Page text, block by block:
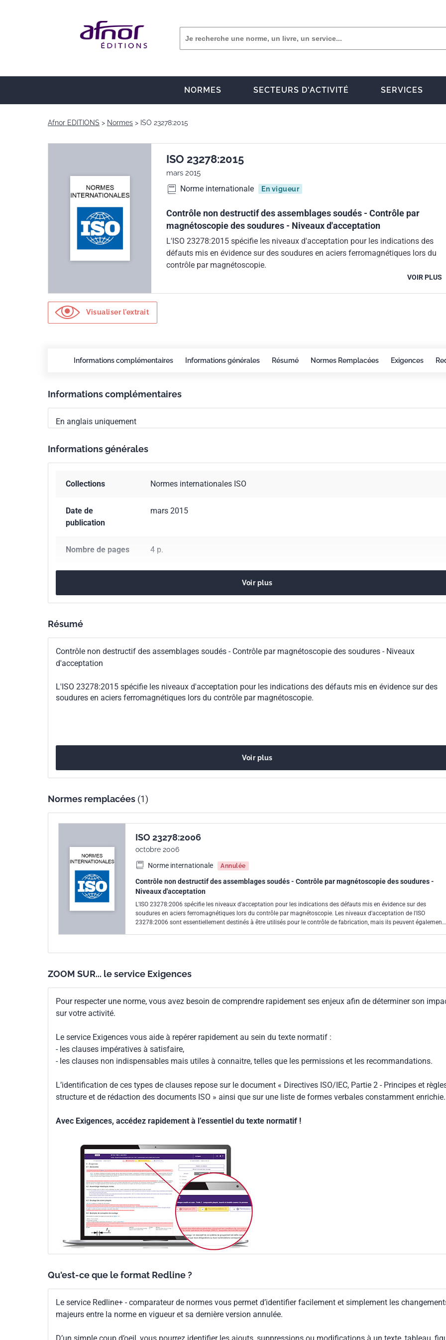
NORMES SECTEURS D'ACTIVITÉ SERVICES
Afnor EDITIONS Normes ISO 23278:2015
ISO 23278:2015
mars 2015
Norme internationale En vigueur
Contrôle non destructif des assemblages soudés - Contrôle par
magnétoscopie des soudures - Niveaux d'acceptation
L'ISO 23278:2015 spécifie les niveaux d'acceptation pour les indications des
défauts mis en évidence sur des soudures en aciers ferromagnétiques lors du
contrôle par magnétoscopie.
VOIR PLUS
Visualiser l'extrait
Informations complémentaires Informations générales Résumé Normes Remplacées Exigences
Informations complémentaires
En anglais uniquement
Informations générales
Collections Normes internationales ISO
Date de
publication
mars 2015
Nombre de pages 4 p.
Codes ICS 25.160.40Joints soudés et soudures
Numéro de tirage
Voir plus
Résumé
Contrôle non destructif des assemblages soudés - Contrôle par magnétoscopie des soudures - Niveaux
d'acceptation
L'ISO 23278:2015 spécifie les niveaux d'acceptation pour les indications des défauts mis en évidence sur des
soudures en aciers ferromagnétiques lors du contrôle par magnétoscopie.
Voir plus
Normes remplacées (1)
ISO 23278:2006
octobre 2006
Norme internationale
Annulée
Contrôle non destructif des assemblages soudés - Contrôle par magnétoscopie des soudures -
Niveaux d'acceptation
L'ISO 23278:2006 spécifie les niveaux d'acceptation pour les indications des défauts mis en évidence sur des
soudures en aciers ferromagnétiques lors du contrôle par magnétoscopie. Les niveaux d'acceptation de l'ISO
23278:2006 sont essentiellement destinés à être utilisés pour le contrôle de fabrication, mais ils peuvent également,
ZOOM SUR... le service Exigences
Pour respecter une norme, vous avez besoin de comprendre rapidement ses enjeux afin de déterminer son
sur votre activité.
Le service Exigences vous aide à repérer rapidement au sein du texte normatif :
- les clauses impératives à satisfaire,
- les clauses non indispensables mais utiles à connaitre, telles que les permissions et les recommandations.
L’identification de ces types de clauses repose sur le document « Directives ISO/IEC, Partie 2 - Principes et
structure et de rédaction des documents ISO » ainsi que sur une liste de formes verbales constamment enrichie.
Avec Exigences, accédez rapidement à l’essentiel du texte normatif !
Qu'est-ce que le format Redline ?
Le service Redline+ - comparateur de normes vous permet d’identifier facilement et simplement les
majeurs entre la norme en vigueur et sa dernière version annulée.